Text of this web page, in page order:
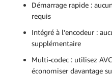
Démarrage rapide :
requis
Intégré à l'encodeur :
supplémentaire
Multi-codec : utilisez
économiser davantage